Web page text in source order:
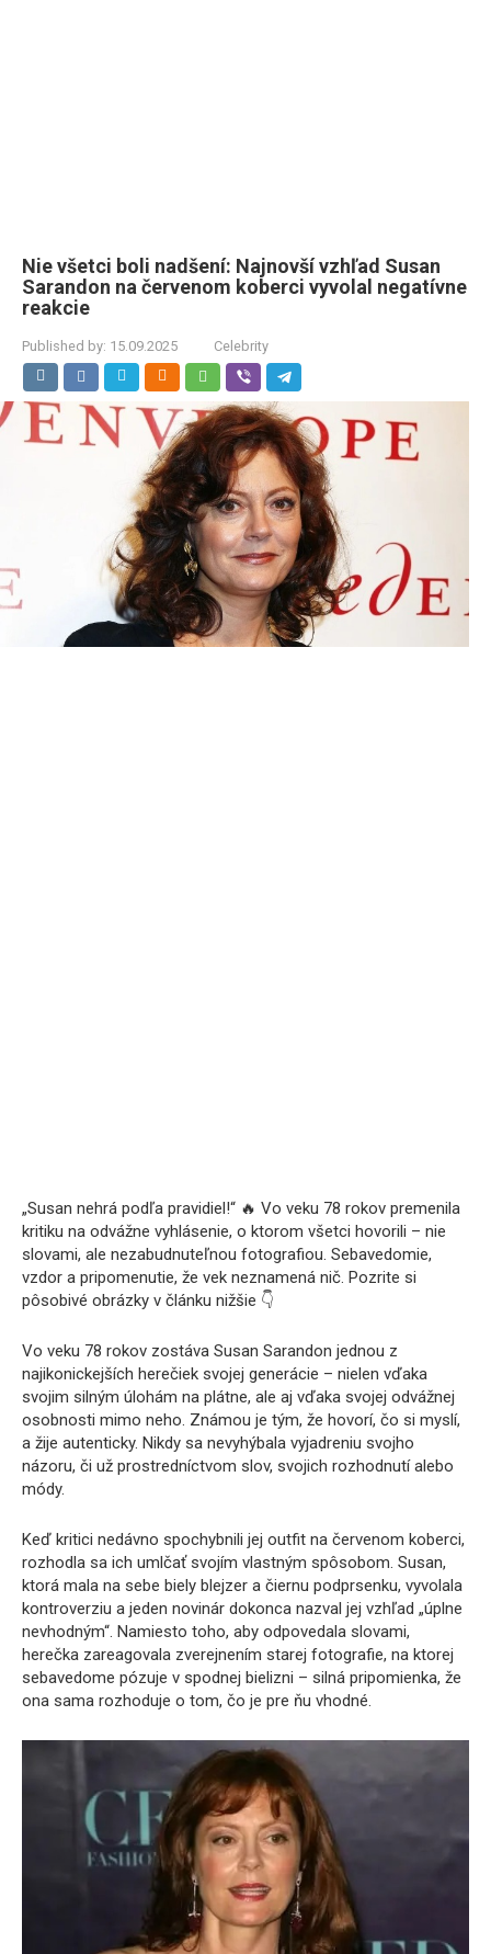
Nie všetci boli nadšení: Najnovší vzhľad Susan
Sarandon na červenom koberci vyvolal negatívne
reakcie
Published by: 15.09.2025 Celebrity
„Susan nehrá podľa pravidiel!“ 🔥 Vo veku 78 rokov premenila
kritiku na odvážne vyhlásenie, o ktorom všetci hovorili – nie
slovami, ale nezabudnuteľnou fotografiou. Sebavedomie,
vzdor a pripomenutie, že vek neznamená nič. Pozrite si
pôsobivé obrázky v článku nižšie 👇
Vo veku 78 rokov zostáva Susan Sarandon jednou z
najikonickejších herečiek svojej generácie – nielen vďaka
svojim silným úlohám na plátne, ale aj vďaka svojej odvážnej
osobnosti mimo neho. Známou je tým, že hovorí, čo si myslí,
a žije autenticky. Nikdy sa nevyhýbala vyjadreniu svojho
názoru, či už prostredníctvom slov, svojich rozhodnutí alebo
módy.
Keď kritici nedávno spochybnili jej outfit na červenom koberci,
rozhodla sa ich umlčať svojím vlastným spôsobom. Susan,
ktorá mala na sebe biely blejzer a čiernu podprsenku, vyvolala
kontroverziu a jeden novinár dokonca nazval jej vzhľad „úplne
nevhodným“. Namiesto toho, aby odpovedala slovami,
herečka zareagovala zverejnením starej fotografie, na ktorej
sebavedome pózuje v spodnej bielizni – silná pripomienka, že
ona sama rozhoduje o tom, čo je pre ňu vhodné.